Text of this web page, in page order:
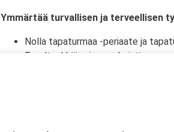
Ymmärtää turvallisen ja terveellisen
Nolla tapaturmaa -periaate ja
Ennaltaehkäisy ja ennakointi